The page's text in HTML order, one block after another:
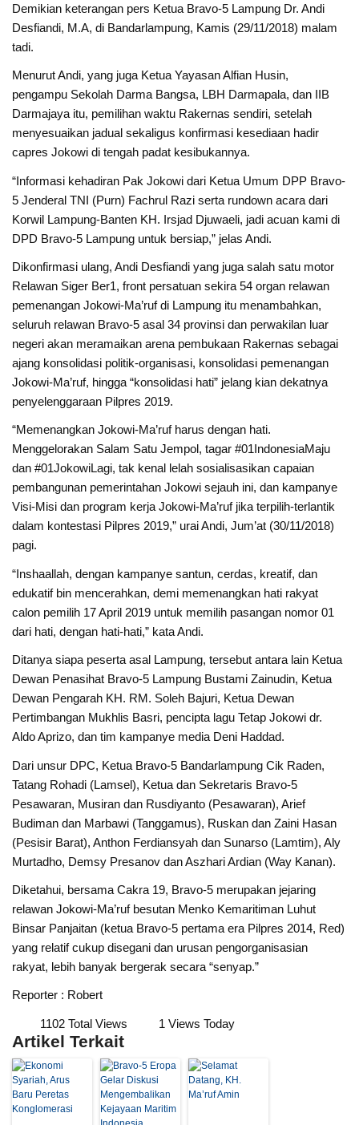
Demikian keterangan pers Ketua Bravo-5 Lampung Dr. Andi
Desfiandi, M.A, di Bandarlampung, Kamis (29/11/2018) malam
tadi.
Menurut Andi, yang juga Ketua Yayasan Alfian Husin,
pengampu Sekolah Darma Bangsa, LBH Darmapala, dan IIB
Darmajaya itu, pemilihan waktu Rakernas sendiri, setelah
menyesuaikan jadual sekaligus konfirmasi kesediaan hadir
capres Jokowi di tengah padat kesibukannya.
“Informasi kehadiran Pak Jokowi dari Ketua Umum DPP Bravo-
5 Jenderal TNI (Purn) Fachrul Razi serta rundown acara dari
Korwil Lampung-Banten KH. Irsjad Djuwaeli, jadi acuan kami di
DPD Bravo-5 Lampung untuk bersiap,” jelas Andi.
Dikonfirmasi ulang, Andi Desfiandi yang juga salah satu motor
Relawan Siger Ber1, front persatuan sekira 54 organ relawan
pemenangan Jokowi-Ma’ruf di Lampung itu menambahkan,
seluruh relawan Bravo-5 asal 34 provinsi dan perwakilan luar
negeri akan meramaikan arena pembukaan Rakernas sebagai
ajang konsolidasi politik-organisasi, konsolidasi pemenangan
Jokowi-Ma’ruf, hingga “konsolidasi hati” jelang kian dekatnya
penyelenggaraan Pilpres 2019.
“Memenangkan Jokowi-Ma’ruf harus dengan hati.
Menggelorakan Salam Satu Jempol, tagar #01IndonesiaMaju
dan #01JokowiLagi, tak kenal lelah sosialisasikan capaian
pembangunan pemerintahan Jokowi sejauh ini, dan kampanye
Visi-Misi dan program kerja Jokowi-Ma’ruf jika terpilih-terlantik
dalam kontestasi Pilpres 2019,” urai Andi, Jum’at (30/11/2018)
pagi.
“Inshaallah, dengan kampanye santun, cerdas, kreatif, dan
edukatif bin mencerahkan, demi memenangkan hati rakyat
calon pemilih 17 April 2019 untuk memilih pasangan nomor 01
dari hati, dengan hati-hati,” kata Andi.
Ditanya siapa peserta asal Lampung, tersebut antara lain Ketua
Dewan Penasihat Bravo-5 Lampung Bustami Zainudin, Ketua
Dewan Pengarah KH. RM. Soleh Bajuri, Ketua Dewan
Pertimbangan Mukhlis Basri, pencipta lagu Tetap Jokowi dr.
Aldo Aprizo, dan tim kampanye media Deni Haddad.
Dari unsur DPC, Ketua Bravo-5 Bandarlampung Cik Raden,
Tatang Rohadi (Lamsel), Ketua dan Sekretaris Bravo-5
Pesawaran, Musiran dan Rusdiyanto (Pesawaran), Arief
Budiman dan Marbawi (Tanggamus), Ruskan dan Zaini Hasan
(Pesisir Barat), Anthon Ferdiansyah dan Sunarso (Lamtim), Aly
Murtadho, Demsy Presanov dan Aszhari Ardian (Way Kanan).
Diketahui, bersama Cakra 19, Bravo-5 merupakan jejaring
relawan Jokowi-Ma’ruf besutan Menko Kemaritiman Luhut
Binsar Panjaitan (ketua Bravo-5 pertama era Pilpres 2014, Red)
yang relatif cukup disegani dan urusan pengorganisasian
rakyat, lebih banyak bergerak secara “senyap.”
Reporter : Robert
1102 Total Views 1 Views Today
Artikel Terkait